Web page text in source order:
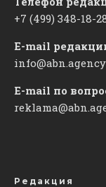
+7 (499) 348-18-
E-mail
info@abn.agency
E-mail по
Редакция